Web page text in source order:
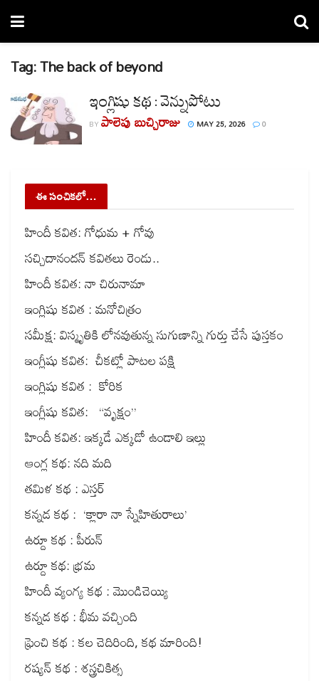
Tag:The back of beyond
ఇంగ్లిషు కథ : వెన్నుపోటు
BY పాలెపు బుచ్చిరాజు MAY 25, 2026 0
ఈ సంచికలో…
హిందీ కవిత: గోధుమ + గోవు
సచ్చిదానందన్ కవితలు రెండు..
హిందీ కవిత: నా చిరునామా
ఇంగ్లిషు కవిత : మనోచిత్రం
సమీక్ష: విస్మృతికి లోనవుతున్న సుగుణాన్ని గుర్తు చేసే పుస్తకం
ఇంగ్లీషు కవిత: చీకట్లో పాటల పక్షి
ఇంగ్లిషు కవిత : కోరిక
ఇంగ్లీషు కవిత: “వృక్షం”
హిందీ కవిత: ఇక్కడే ఎక్కడో ఉండాలి ఇల్లు
ఆంగ్ల కథ: నది మది
తమిళ కథ : ఎస్తర్
కన్నడ కథ : ‘క్లారా నా స్నేహితురాలు’
ఉర్దూ కథ : పీరున్
ఉర్దూ కథ: భ్రమ
హిందీ వ్యంగ్య కథ : మొండిచెయ్యి
కన్నడ కథ : భీమ వచ్చింది
ఫ్రెంచి కథ : కల చెదిరింది, కథ మారింది!
రష్యన్ కథ : శస్త్రచికిత్స